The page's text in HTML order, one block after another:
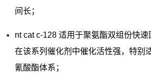
间长；
nt cat c-128 适用于聚氨酯双组份快速
在该系列催化剂中催化活性强，特别
氰酸酯体系；